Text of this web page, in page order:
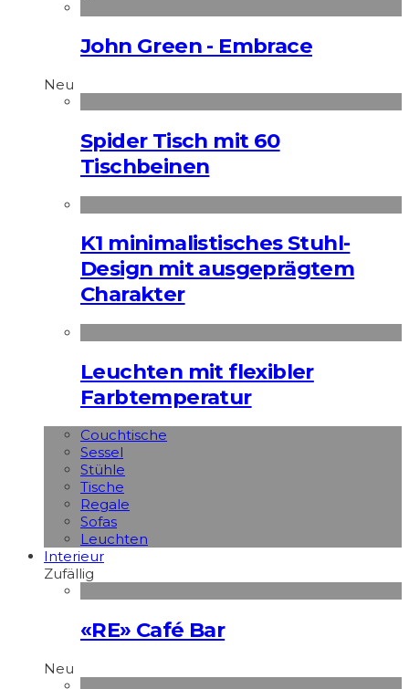
John Green - Embrace
Neu
Spider Tisch mit 60
Tischbeinen
K1 minimalistisches Stuhl-
Design mit ausgeprägtem
Charakter
Leuchten mit flexibler
Farbtemperatur
Couchtische
Sessel
Stühle
Tische
Regale
Sofas
Leuchten
Interieur
Zufällig
«RE» Café Bar
Neu